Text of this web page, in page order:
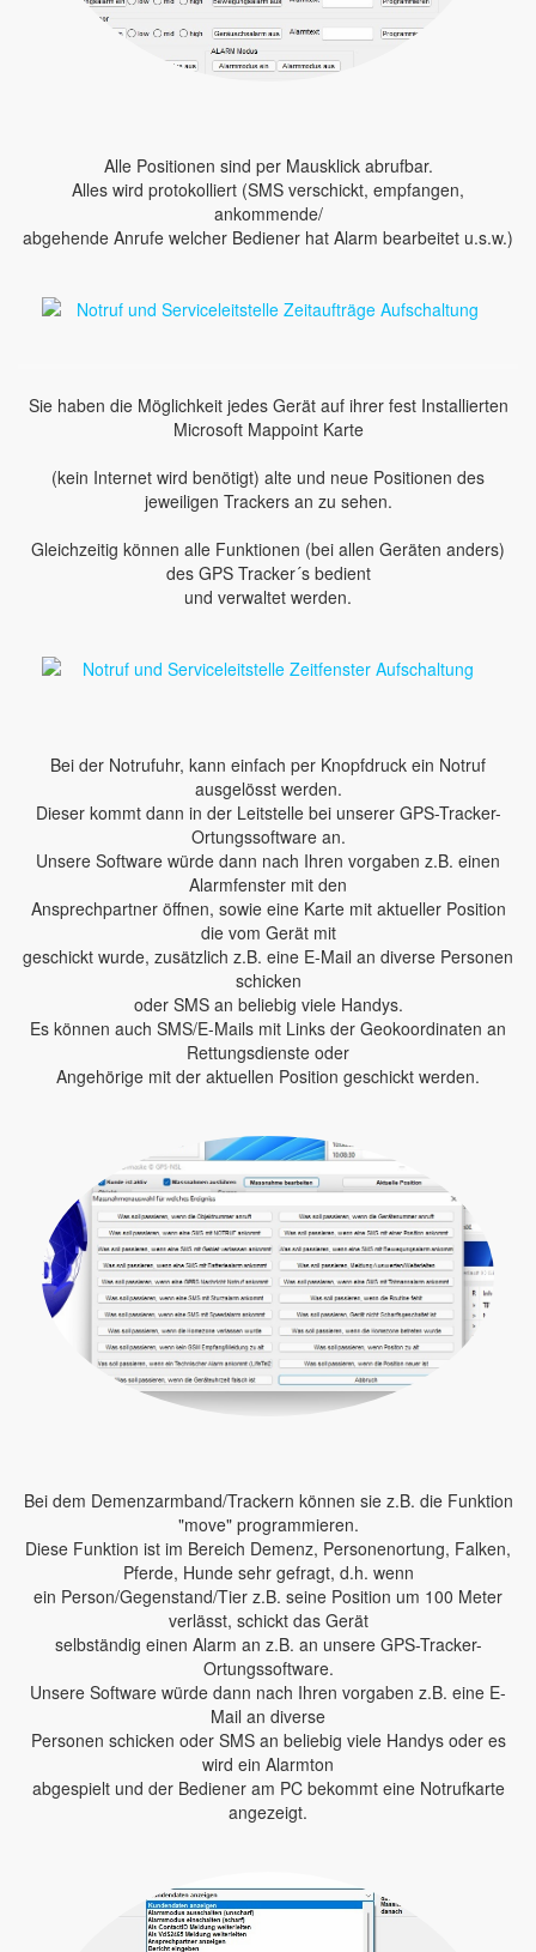
Alle Positionen sind per Mausklick abrufbar.
Alles wird protokolliert (SMS verschickt, empfangen,
ankommende/
abgehende Anrufe welcher Bediener hat Alarm bearbeitet u.s.w.)
Sie haben die Möglichkeit jedes Gerät auf ihrer fest Installierten
Microsoft Mappoint Karte
(kein Internet wird benötigt) alte und neue Positionen des
jeweiligen Trackers an zu sehen.
Gleichzeitig können alle Funktionen (bei allen Geräten anders)
des GPS Tracker´s bedient
und verwaltet werden.
Bei der Notrufuhr, kann einfach per Knopfdruck ein Notruf
ausgelösst werden.
Dieser kommt dann in der Leitstelle bei unserer GPS-Tracker-
Ortungssoftware an.
Unsere Software würde dann nach Ihren vorgaben z.B. einen
Alarmfenster mit den
Ansprechpartner öffnen, sowie eine Karte mit aktueller Position
die vom Gerät mit
geschickt wurde, zusätzlich z.B. eine E-Mail an diverse Personen
schicken
oder SMS an beliebig viele Handys.
Es können auch SMS/E-Mails mit Links der Geokoordinaten an
Rettungsdienste oder
Angehörige mit der aktuellen Position geschickt werden.
Bei dem Demenzarmband/Trackern können sie z.B. die Funktion
"move" programmieren.
Diese Funktion ist im Bereich Demenz, Personenortung, Falken,
Pferde, Hunde sehr gefragt, d.h. wenn
ein Person/Gegenstand/Tier z.B. seine Position um 100 Meter
verlässt, schickt das Gerät
selbständig einen Alarm an z.B. an unsere GPS-Tracker-
Ortungssoftware.
Unsere Software würde dann nach Ihren vorgaben z.B. eine E-
Mail an diverse
Personen schicken oder SMS an beliebig viele Handys oder es
wird ein Alarmton
abgespielt und der Bediener am PC bekommt eine Notrufkarte
angezeigt.